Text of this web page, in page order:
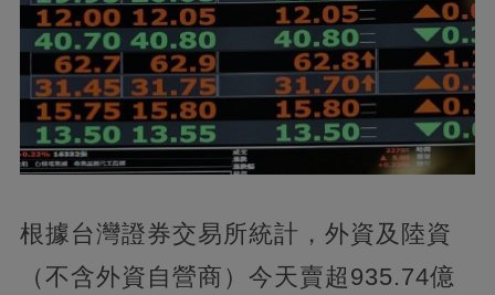
根據台灣證券交易所統計，外資及陸資
（不含外資自營商）今天賣超935.74億